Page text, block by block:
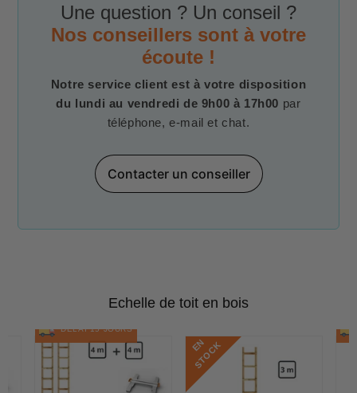
Une question ? Un conseil ?
Nos conseillers sont à votre
écoute !
Notre service client est à votre disposition
du lundi au vendredi de 9h00 à 17h00 par
téléphone, e-mail et chat.
Contacter un conseiller
Echelle de toit en bois
DÉLAI 15 JOURS
E
N
S
T
O
C
K